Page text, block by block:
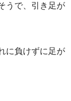
うで、引き足が
に負けずに足が